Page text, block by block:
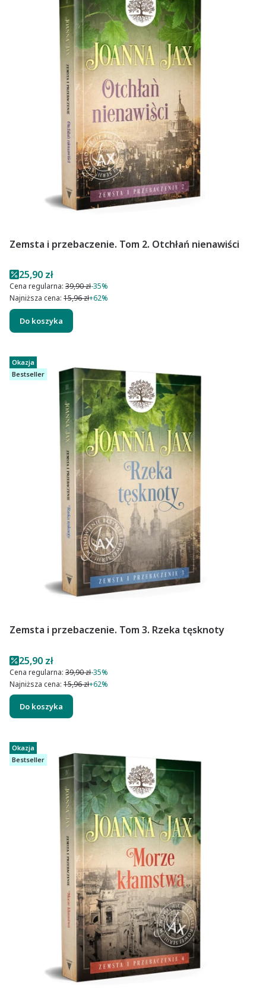
Zemsta i przebaczenie. Tom 2. Otchłań nienawiści
Cena promocyjna
25,90 zł
Cena regularna: 39,90 zł-35%
Najniższa cena: 15,96 zł+62%
Do koszyka
Okazja
Bestseller
Zemsta i przebaczenie. Tom 3. Rzeka tęsknoty
Cena promocyjna
25,90 zł
Cena regularna: 39,90 zł-35%
Najniższa cena: 15,96 zł+62%
Do koszyka
Okazja
Bestseller